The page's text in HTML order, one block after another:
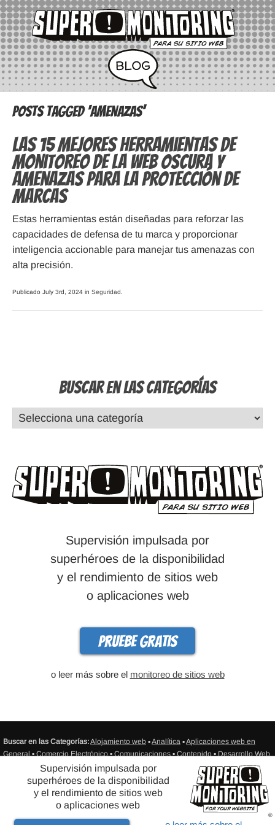
Posts Tagged ‘amenazas’
Las 15 Mejores Herramientas de
Monitoreo de la Web Oscura y
Amenazas para la Protección de
Marcas
Estas herramientas están diseñadas para reforzar las
capacidades de defensa de tu marca y proporcionar
inteligencia accionable para manejar tus amenazas con
alta precisión.
Publicado July 3rd, 2024 in Seguridad
Buscar en las Categorías
Supervisión impulsada por
superhéroes de la disponibilidad
y el rendimiento de sitios web
o aplicaciones web
Pruebe gratis
o leer más sobre el monitoreo de sitios web
Supervisión impulsada por
superhéroes de la disponibilidad
y el rendimiento de sitios web
o aplicaciones web
Buscar en las Categorías:Alojamiento web ▪Analítica ▪Aplicaciones web en
General ▪ Comercio Electrónico ▪ Comunicaciones ▪ Contenido ▪ Desarrollo Web
Diseño Web ▪Email Marketing▪Infografía▪Medios de comunicación social▪
Monitoreo de Sitios Web ▪Productividad▪Promovido Recursos▪Seguridad ▪
SEO/SEM▪Varios▪Ventas▪Sitemap
© Super Monitoring - monitoreo de disponibilidad de sitios web - SITEIMPULSE ®